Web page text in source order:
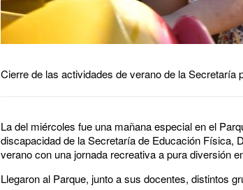
Cierre de las actividades de verano de la
La del miércoles fue una mañana especial en el
discapacidad de la Secretaría de Educación Física,
verano con una jornada recreativa a pura diversión
Llegaron al Parque, junto a sus docentes, distintos